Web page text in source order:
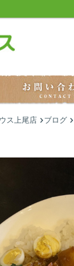
ス上尾店 ブログ